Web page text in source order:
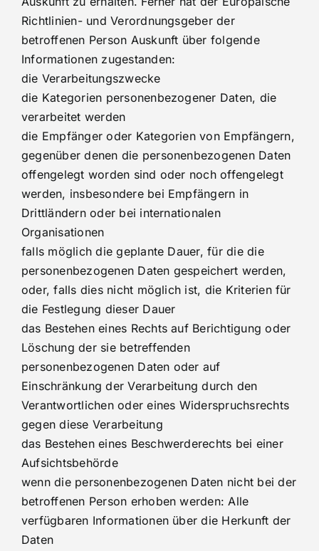
Richtlinien- und Verordnungsgeber der
betroffenen Person Auskunft über folgende
Informationen zugestanden:
die Verarbeitungszwecke
die Kategorien personenbezogener Daten, die
verarbeitet werden
die Empfänger oder Kategorien von Empfängern,
gegenüber denen die personenbezogenen Daten
offengelegt worden sind oder noch offengelegt
werden, insbesondere bei Empfängern in
Drittländern oder bei internationalen
Organisationen
falls möglich die geplante Dauer, für die die
personenbezogenen Daten gespeichert werden,
oder, falls dies nicht möglich ist, die Kriterien für
die Festlegung dieser Dauer
das Bestehen eines Rechts auf Berichtigung oder
Löschung der sie betreffenden
personenbezogenen Daten oder auf
Einschränkung der Verarbeitung durch den
Verantwortlichen oder eines Widerspruchsrechts
gegen diese Verarbeitung
das Bestehen eines Beschwerderechts bei einer
Aufsichtsbehörde
wenn die personenbezogenen Daten nicht bei der
betroffenen Person erhoben werden: Alle
verfügbaren Informationen über die Herkunft der
Daten